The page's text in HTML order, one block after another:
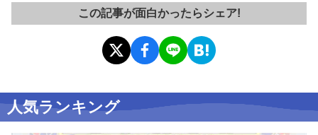
この記事が面白かったらシェア!
人気ランキング